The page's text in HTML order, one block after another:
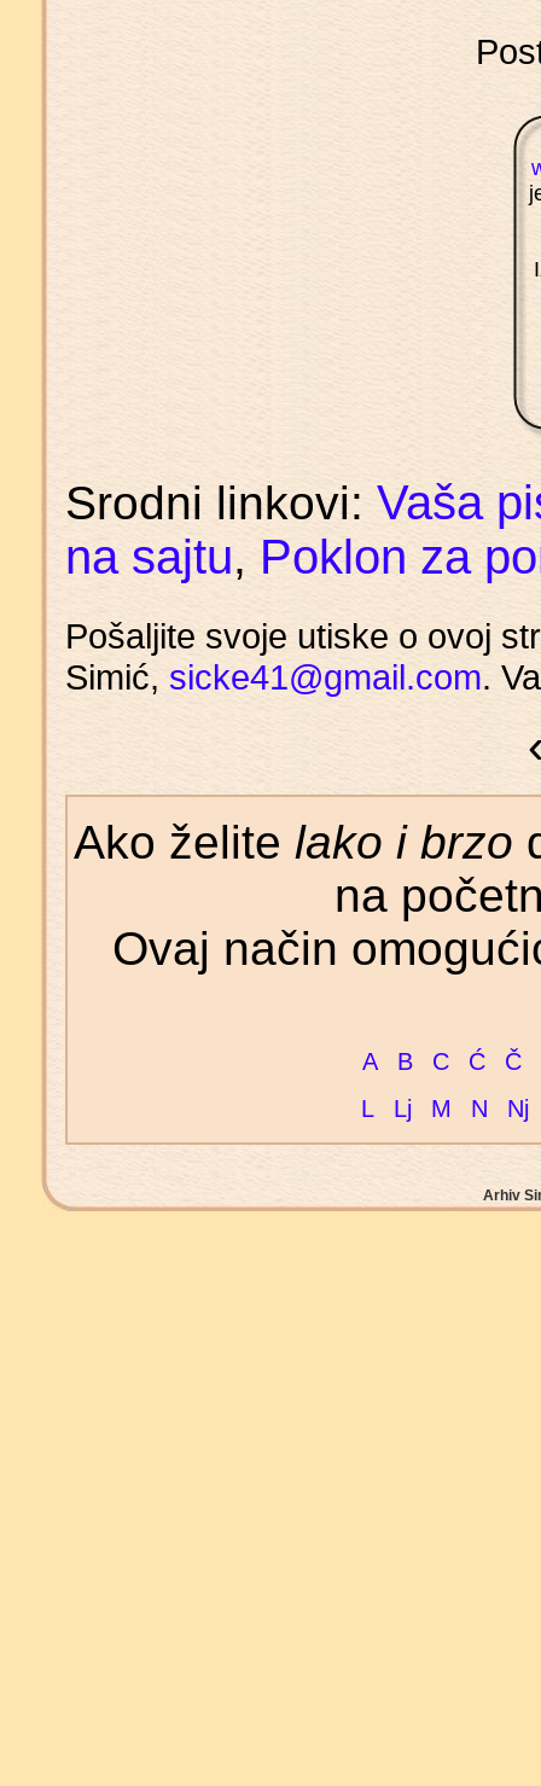
Srodni linkovi: Vaša
na sajtu, Poklon za
Pošaljite svoje utiske o ovoj
Simić, sicke41@gmail.com.
Ako želite lako i brzo
na
Ovaj način
A B C Ć
Č
L
Lj M N Nj
Arhiv